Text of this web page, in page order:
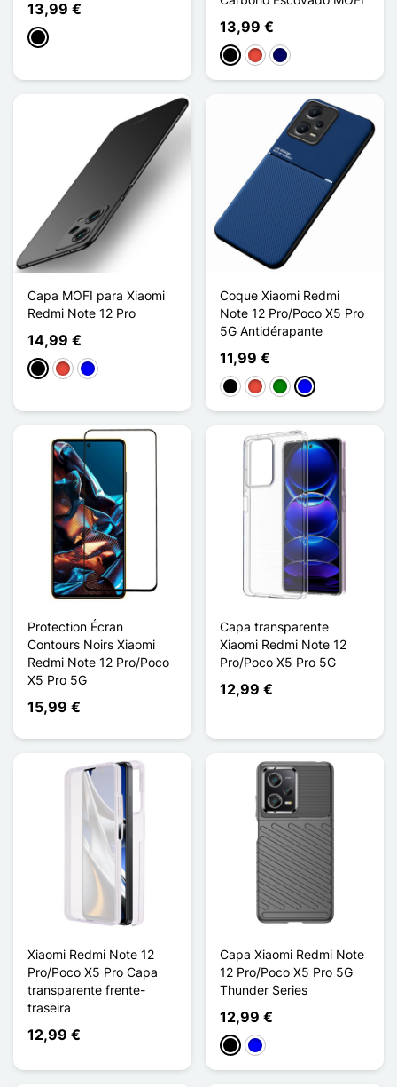
13,99 €
Preto
13,99 €
PretoVermelhoAzul marinho
Capa MOFI para Xiaomi
Redmi Note 12 Pro
14,99 €
PretoVermelho
Azul
Coque Xiaomi Redmi
Note 12 Pro/Poco X5 Pro
5G Antidérapante
11,99 €
PretoVermelho
VerdeAzul
Protection Écran
Contours Noirs Xiaomi
Redmi Note 12 Pro/Poco
X5 Pro 5G
15,99 €
Capa transparente
Xiaomi Redmi Note 12
Pro/Poco X5 Pro 5G
12,99 €
Xiaomi Redmi Note 12
Pro/Poco X5 Pro Capa
transparente frente-
traseira
12,99 €
Capa Xiaomi Redmi Note
12 Pro/Poco X5 Pro 5G
Thunder Series
12,99 €
PretoAzul